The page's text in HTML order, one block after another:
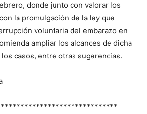
donde junto con valorar los
la promulgación de la ley que
voluntaria del embarazo en
ampliar los alcances de dicha
casos, entre otras sugerencias.